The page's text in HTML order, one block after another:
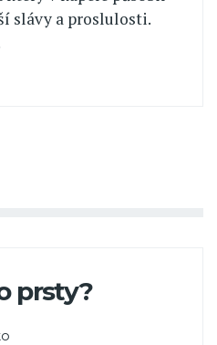
slávy a proslulosti.
prsty?